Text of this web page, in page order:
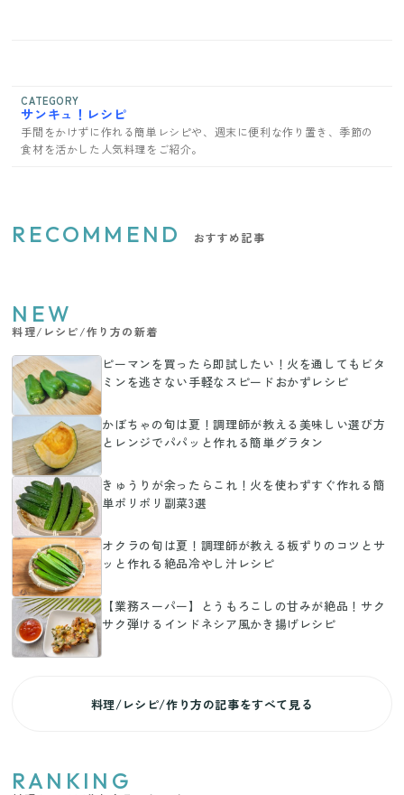
CATEGORY
サンキュ！レシピ
手間をかけずに作れる簡単レシピや、週末に便利な作り置き、季節の
食材を活かした人気料理をご紹介。
RECOMMEND おすすめ記事
NEW
料理/レシピ/作り方の新着
ピーマンを買ったら即試したい！火を通してもビタ
ミンを逃さない手軽なスピードおかずレシピ
かぼちゃの旬は夏！調理師が教える美味しい選び方
とレンジでパパッと作れる簡単グラタン
きゅうりが余ったらこれ！火を使わずすぐ作れる簡
単ポリポリ副菜3選
オクラの旬は夏！調理師が教える板ずりのコツとサ
ッと作れる絶品冷やし汁レシピ
【業務スーパー】とうもろこしの甘みが絶品！サク
サク弾けるインドネシア風かき揚げレシピ
料理/レシピ/作り方の記事をすべて見る
RANKING